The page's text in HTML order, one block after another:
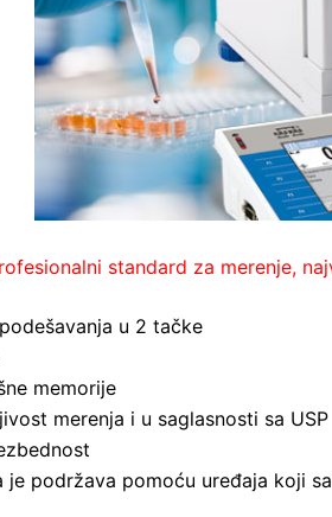
standard za merenje,
u 2 tačke
memorije
merenja i u saglasnosti sa USP
je podržava pomoću uređaja koji